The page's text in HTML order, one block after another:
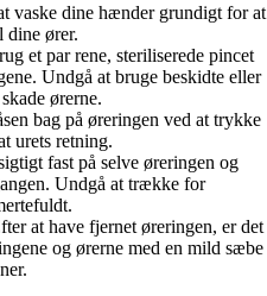
vaske dine hænder grundigt for at
dine ører.
et par rene, steriliserede pincet
Undgå at bruge beskidte eller
ørerne.
bag på øreringen ved at trykke
urets retning.
fast på selve øreringen og
Undgå at trække for
at have fjernet øreringen, er det
og ørerne med en mild sæbe